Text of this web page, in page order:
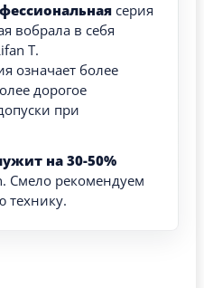
серия
вобрала в себя
T.
означает более
дорогое
при
на 30-50%
Смело рекомендуем
технику.